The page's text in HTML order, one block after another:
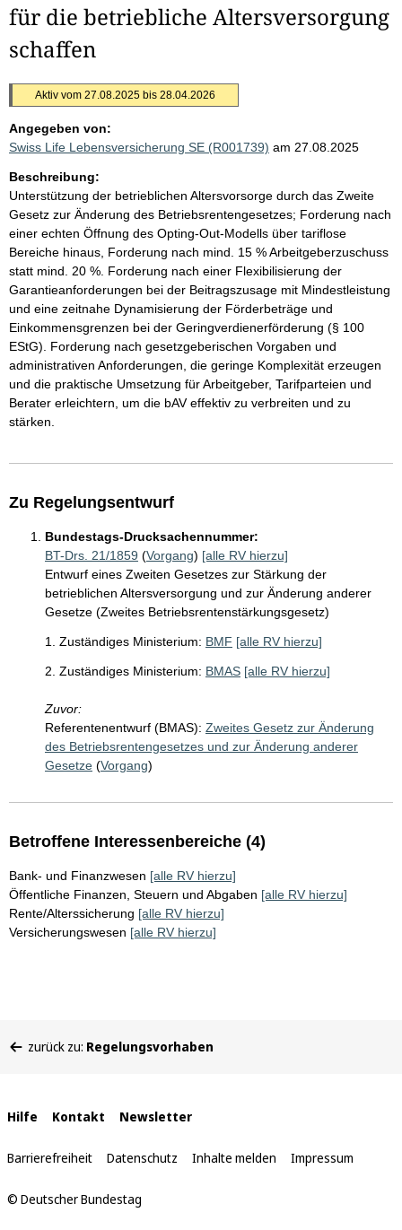
für die betriebliche Altersversorgung
schaffen
Aktiv vom 27.08.2025 bis 28.04.2026
Angegeben von:
Swiss Life Lebensversicherung SE (R001739) am 27.08.2025
Beschreibung:
Unterstützung der betrieblichen Altersvorsorge durch das Zweite
Gesetz zur Änderung des Betriebsrentengesetzes; Forderung nach
einer echten Öffnung des Opting-Out-Modells über tariflose
Bereiche hinaus, Forderung nach mind. 15 % Arbeitgeberzuschuss
statt mind. 20 %. Forderung nach einer Flexibilisierung der
Garantieanforderungen bei der Beitragszusage mit Mindestleistung
und eine zeitnahe Dynamisierung der Förderbeträge und
Einkommensgrenzen bei der Geringverdienerförderung (§ 100
EStG). Forderung nach gesetzgeberischen Vorgaben und
administrativen Anforderungen, die geringe Komplexität erzeugen
und die praktische Umsetzung für Arbeitgeber, Tarifparteien und
Berater erleichtern, um die bAV effektiv zu verbreiten und zu
stärken.
Zu Regelungsentwurf
Bundestags-Drucksachennummer:
BT-Drs. 21/1859 (Vorgang) [alle RV hierzu]
Entwurf eines Zweiten Gesetzes zur Stärkung der
betrieblichen Altersversorgung und zur Änderung anderer
Gesetze (Zweites Betriebsrentenstärkungsgesetz)
1. Zuständiges Ministerium: BMF [alle RV hierzu]
2. Zuständiges Ministerium: BMAS [alle RV hierzu]
Zuvor:
Referentenentwurf (BMAS): Zweites Gesetz zur Änderung
des Betriebsrentengesetzes und zur Änderung anderer
Gesetze (Vorgang)
Betroffene Interessenbereiche (4)
Bank- und Finanzwesen [alle RV hierzu]
Öffentliche Finanzen, Steuern und Abgaben [alle RV hierzu]
Rente/Alterssicherung [alle RV hierzu]
Versicherungswesen [alle RV hierzu]
befinden
zurück zu: Regelungsvorhaben
Interne
Links
Hilfe Kontakt Newsletter
Barrierefreiheit Datenschutz Inhalte melden Impressum
© Deutscher Bundestag